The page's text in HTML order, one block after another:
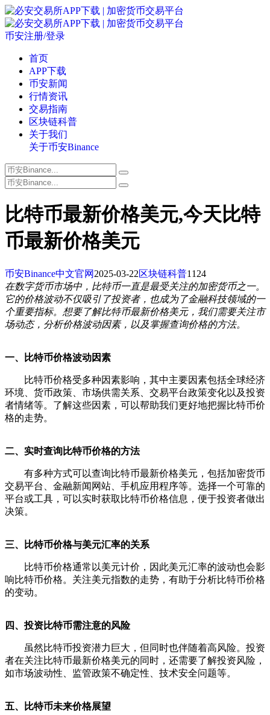
币安注册/登录
首页
APP下载
币安新闻
行情资讯
交易指南
区块链科普
关于我们
关于币安Binance
比特币最新价格美元,今天比特
币最新价格美元
币安Binance中文官网 2025-03-22区块链科普1124
在数字货币市场中，比特币一直是最受关注的加密货币之一。
它的价格波动不仅吸引了投资者，也成为了金融科技领域的一
个重要指标。想要了解比特币最新价格美元，我们需要关注市
场动态，分析价格波动因素，以及掌握查询价格的方法。
一、比特币价格波动因素
比特币价格受多种因素影响，其中主要因素包括全球经济
环境、货币政策、市场供需关系、交易平台政策变化以及投资
者情绪等。了解这些因素，可以帮助我们更好地把握比特币价
格的走势。
二、实时查询比特币价格的方法
有多种方式可以查询比特币最新价格美元，包括加密货币
交易平台、金融新闻网站、手机应用程序等。选择一个可靠的
平台或工具，可以实时获取比特币价格信息，便于投资者做出
决策。
三、比特币价格与美元汇率的关系
比特币价格通常以美元计价，因此美元汇率的波动也会影
响比特币价格。关注美元指数的走势，有助于分析比特币价格
的变动。
四、投资比特币需注意的风险
虽然比特币投资潜力巨大，但同时也伴随着高风险。投资
者在关注比特币最新价格美元的同时，还需要了解投资风险，
如市场波动性、监管政策不确定性、技术安全问题等。
五、比特币未来价格展望